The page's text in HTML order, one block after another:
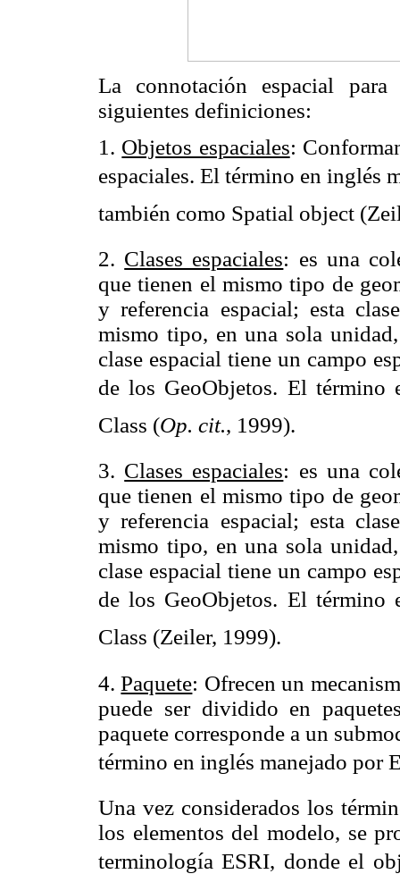
La connotación espacial
siguientes definiciones:
1. Objetos espaciales:
espaciales. El término en inglés
también como Spatial object
2. Clases espaciales: es una
que tienen el mismo tipo de
y referencia espacial; esta
mismo tipo, en una sola
clase espacial tiene un campo
de los GeoObjetos. El término
Class (Op. cit., 1999).
3. Clases espaciales: es una
que tienen el mismo tipo de
y referencia espacial; esta
mismo tipo, en una sola
clase espacial tiene un campo
de los GeoObjetos. El término
Class (Zeiler, 1999).
4.Paquete: Ofrecen un
puede ser dividido en
paquete corresponde a un
término en inglés manejado por
Una vez considerados los
los elementos del modelo, se
terminología ESRI, donde el